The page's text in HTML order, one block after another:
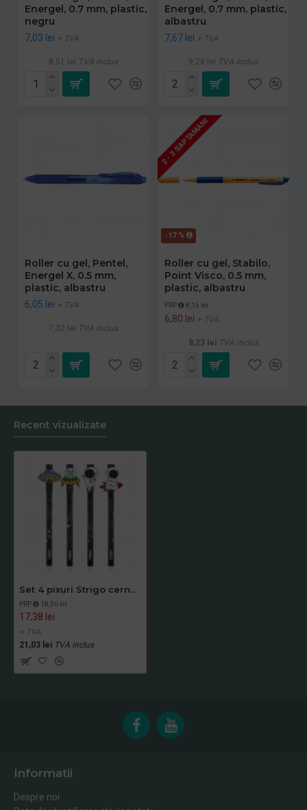
Energel, 0.7 mm, plastic,
negru
7,03 lei + TVA
8,51 lei TVA inclus
Energel, 0.7 mm, plastic,
albastru
7,67 lei + TVA
9,28 lei TVA inclus
Roller cu gel, Pentel,
Energel X, 0.5 mm,
plastic, albastru
6,05 lei + TVA
7,32 lei TVA inclus
-17 %
2 - 3 SAPTAMANI
Roller cu gel, Stabilo,
Point Visco, 0.5 mm,
plastic, albastru
PRP 8,15 lei
6,80 lei + TVA
8,23 lei TVA inclus
Recent vizualizate
Set 4 pixuri Strigo cerneala cu stergere, COSMOS
PRP 18,96 lei
17,38 lei
+ TVA
21,03 lei TVA inclus
Informatii
Despre noi